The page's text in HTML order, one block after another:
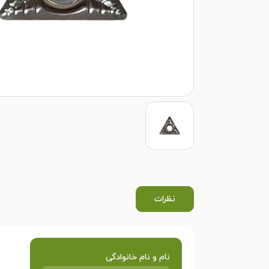
نظرات
نام و نام خانوادگی